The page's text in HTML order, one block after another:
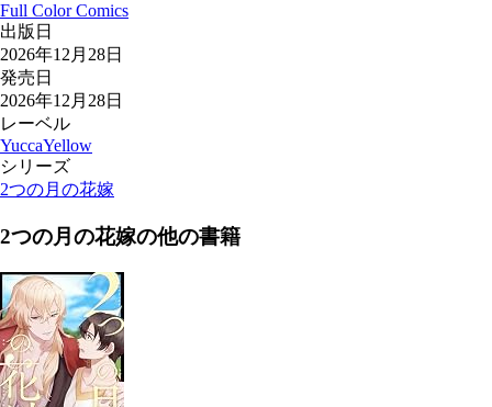
Full Color Comics
出版日
2026年12月28日
発売日
2026年12月28日
レーベル
YuccaYellow
シリーズ
2つの月の花嫁
2つの月の花嫁の他の書籍